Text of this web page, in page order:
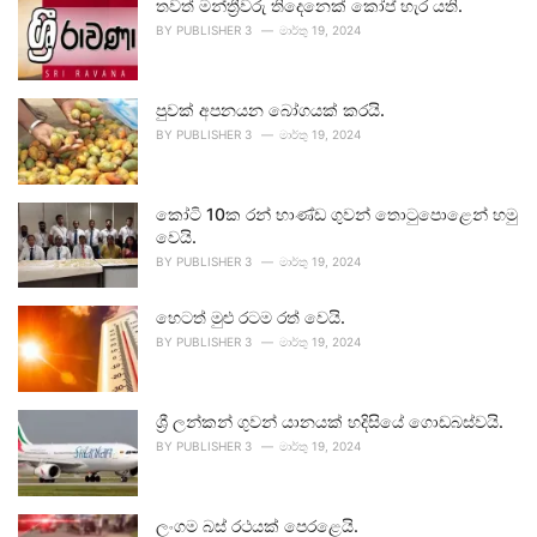
තවත් මන්ත්‍රීවරු තිදෙනෙක් කෝප් හැර යති.
BY PUBLISHER 3 මාර්තු 19, 2024
පුවක් අපනයන බෝගයක් කරයි.
BY PUBLISHER 3 මාර්තු 19, 2024
කෝටි 10ක රන් භාණ්ඩ ගුවන් තොටුපොළෙන් හමු
වෙයි.
BY PUBLISHER 3 මාර්තු 19, 2024
හෙටත් මුළු රටම රත් වෙයි.
BY PUBLISHER 3 මාර්තු 19, 2024
ශ්‍රී ලන්කන් ගුවන් යානයක් හදිසියේ ගොඩබස්වයි.
BY PUBLISHER 3 මාර්තු 19, 2024
ලංගම බස් රථයක් පෙරළෙයි.